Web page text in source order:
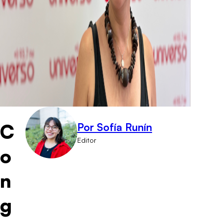
C
o
n
g
Por Sofía Runín
Editor